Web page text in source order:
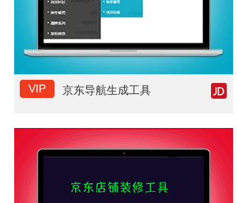
VIP 京东导航生成工具